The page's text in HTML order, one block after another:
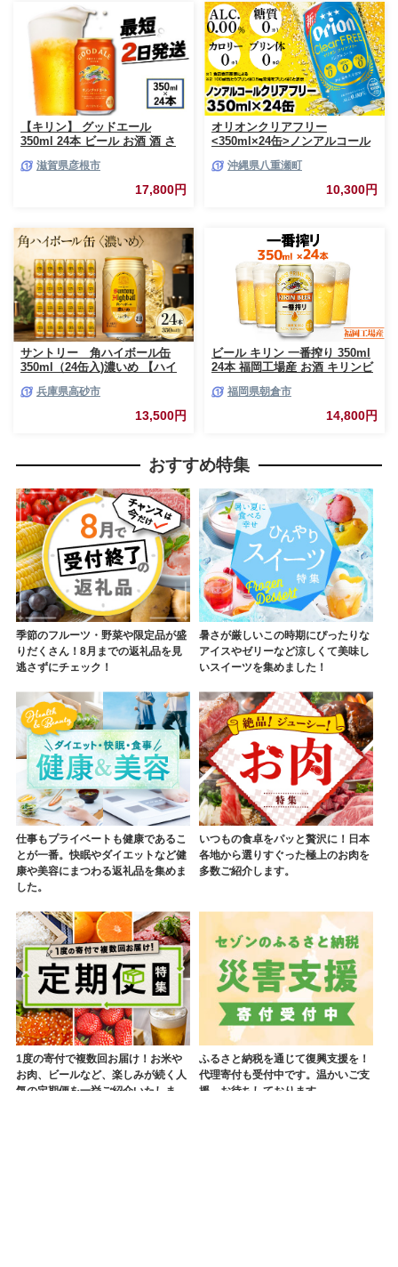
【キリン】 グッドエール
350ml 24本 ビール お酒 酒 さ
芽 ホップ 麦酒 Beer 缶ビール
350ml 24缶 キリンビール アル
滋賀県彦根市
17,800円
オリオンクリアフリー
<350ml×24缶>ノンアルコール
ン クリア フリー プリン体ゼロ
糖質ゼロ カロリーゼロ 爽快な
うまさ 炭酸 350ml 24缶 スッキ
沖縄県八重瀬町
10,300円
サントリー 角ハイボール缶
350ml（24缶入)濃いめ 【ハイ
庫県 高砂市 ふるさと納税】
兵庫県高砂市
13,500円
ビール キリン 一番搾り 350ml
24本 福岡工場産 お酒 キリンビ
内祝い ケース 一番搾り麦汁 麦
100％ すみきった味わい
福岡県朝倉市
14,800円
おすすめ特集
季節のフルーツ・野菜や限定品が盛
りだくさん！8月までの返礼品を見
逃さずにチェック！
暑さが厳しいこの時期にぴったりな
アイスやゼリーなど涼しくて美味し
いスイーツを集めました！
仕事もプライベートも健康であるこ
とが一番。快眠やダイエットなど健
康や美容にまつわる返礼品を集めま
した。
いつもの食卓をパッと贅沢に！日本
各地から選りすぐった極上のお肉を
多数ご紹介します。
1度の寄付で複数回お届け！お米や
お肉、ビールなど、楽しみが続く人
気の定期便を一挙ご紹介いたしま
ふるさと納税を通じて復興支援を！
代理寄付も受付中です。温かいご支
援、お待ちしております。